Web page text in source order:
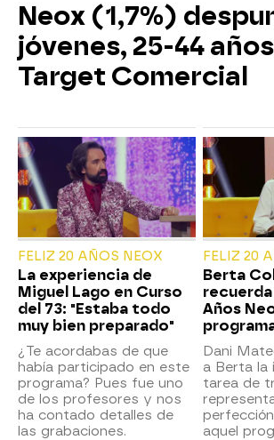
Neox (1,7%)
jóvenes, 25-44
Target Comercial
FELIZ 20 AÑOS NEOX
La experiencia de
Miguel Lago en Curso
del 73: "Estaba todo
muy bien preparado"
¿Te acordabas de que
había participado en este
programa? Pues fue uno
de los profesores y nos
ha contado detalles de
las grabaciones.
FELIZ 20
Berta
recuerda
Años
Dani
a Berta la
tarea de
aquel